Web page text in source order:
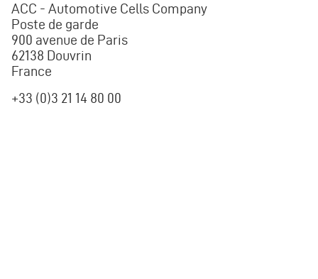
ACC - Automotive Cells Company
Poste de garde
900 avenue de Paris
62138 Douvrin
France
+33 (0)3 21 14 80 00